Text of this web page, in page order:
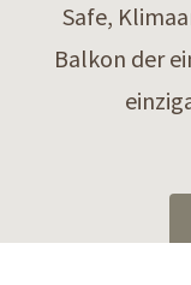
Safe,
Balkon der